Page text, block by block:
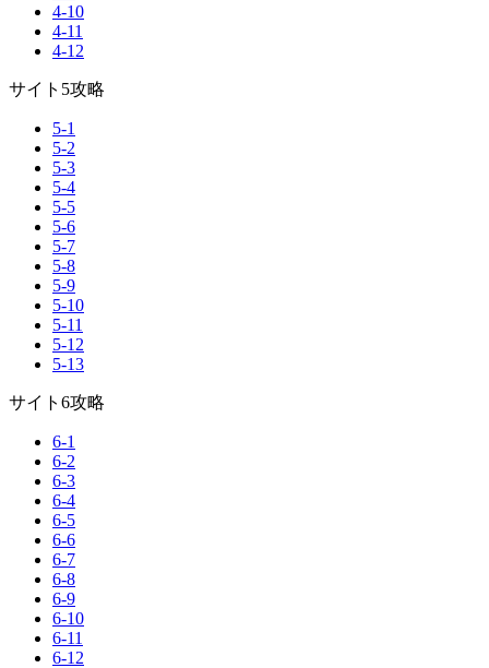
4-10
4-11
4-12
サイト5攻略
5-1
5-2
5-3
5-4
5-5
5-6
5-7
5-8
5-9
5-10
5-11
5-12
5-13
サイト6攻略
6-1
6-2
6-3
6-4
6-5
6-6
6-7
6-8
6-9
6-10
6-11
6-12